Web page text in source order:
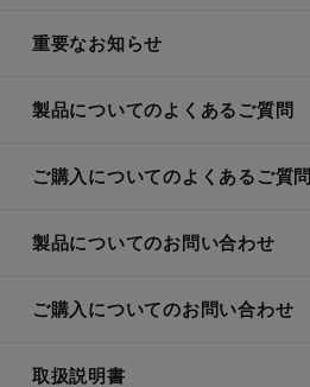
重要なお知らせ
製品についてのよくあるご質問
ご購入についてのよくあるご質問
製品についてのお問い合わせ
ご購入についてのお問い合わせ
取扱説明書